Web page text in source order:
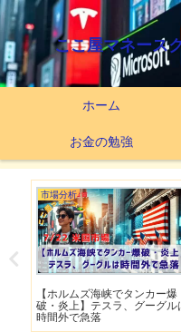
ここ屋マネース
ホーム
お金の勉強
つみたてNISA
【新NISAの投資先はこれだ
つみたてNISA63ヶ月間の運
実績